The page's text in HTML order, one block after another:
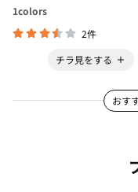
1colors
2件
チラ見をする
おす